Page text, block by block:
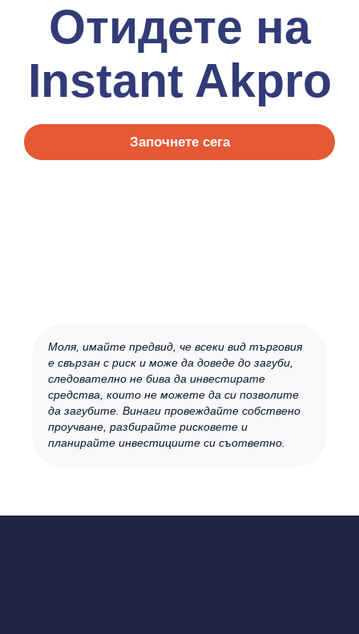
Отидете на
Instant Akpro
Започнете сега
Моля, имайте предвид, че всеки вид търговия
е свързан с риск и може да доведе до загуби,
следователно не бива да инвестирате
средства, които не можете да си позволите
да загубите. Винаги провеждайте собствено
проучване, разбирайте рисковете и
планирайте инвестициите си съответно.